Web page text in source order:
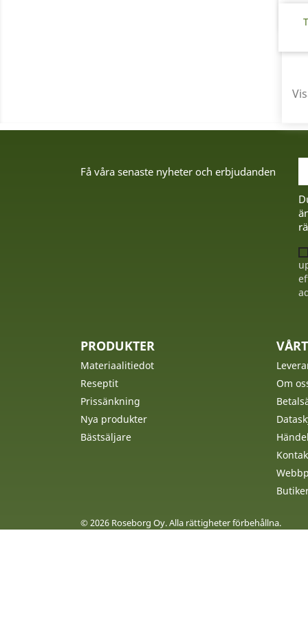
Få våra senaste nyheter och erbjudanden
PRODUKTER
Materiaalitiedot
Reseptit
Prissänkning
Nya produkter
Bästsäljare
Om
© 2026 Roseborg Oy. Alla rättigheter förbehållna.